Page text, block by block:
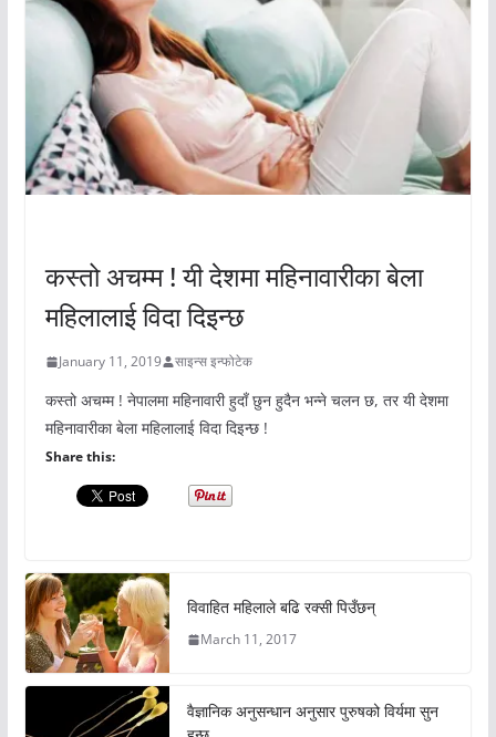
कस्तो अचम्म ! यी देशमा महिनावारीका बेला
महिलालाई विदा दिइन्छ
January 11, 2019 साइन्स इन्फोटेक
कस्तो अचम्म ! नेपालमा महिनावारी हुदाँ छुन हुदैन भन्ने चलन छ, तर यी देशमा
महिनावारीका बेला महिलालाई विदा दिइन्छ !
Share this:
विवाहित महिलाले बढि रक्सी पिउँछन्
March 11, 2017
वैज्ञानिक अनुसन्धान अनुसार पुरुषको विर्यमा सुन